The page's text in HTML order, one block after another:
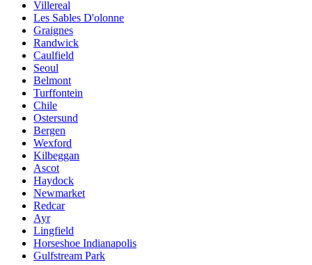
Villereal
Les Sables D'olonne
Graignes
Randwick
Caulfield
Seoul
Belmont
Turffontein
Chile
Ostersund
Bergen
Wexford
Kilbeggan
Ascot
Haydock
Newmarket
Redcar
Ayr
Lingfield
Horseshoe Indianapolis
Gulfstream Park